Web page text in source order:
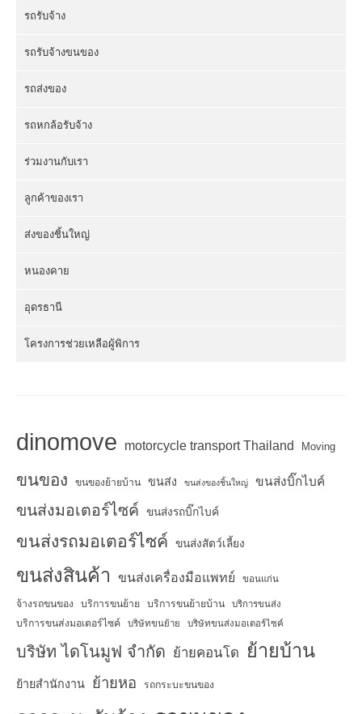
รถรับจ้าง
รถรับจ้างขนของ
รถส่งของ
รถหกล้อรับจ้าง
ร่วมงานกับเรา
ลูกค้าของเรา
ส่งของชิ้นใหญ่
หนองคาย
อุดรธานี
โครงการช่วยเหลือผู้พิการ
dinomove motorcycle transport Thailand Moving
ขนของ ขนของย้ายบ้าน ขนส่ง ขนส่งของชิ้นใหญ่ ขนส่งบิ๊กไบค์
ขนส่งมอเตอร์ไซค์ ขนส่งรถบิ๊กไบค์
ขนส่งรถมอเตอร์ไซค์ ขนส่งสัตว์เลี้ยง
ขนส่งสินค้า ขนส่งเครื่องมือแพทย์ ขอนแก่น
จ้างรถขนของ บริการขนย้าย บริการขนย้ายบ้าน บริการขนส่ง
บริการขนส่งมอเตอร์ไซค์ บริษัทขนย้าย บริษัทขนส่งมอเตอร์ไซค์
บริษัท ไดโนมูฟ จำกัด ย้ายคอนโด ย้ายบ้าน
ย้ายสำนักงาน ย้ายหอ รถกระบะขนของ